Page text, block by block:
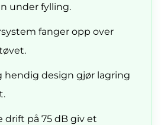
under fylling.
fanger opp over
hendig design gjør lagring
drift på 75 dB giv et